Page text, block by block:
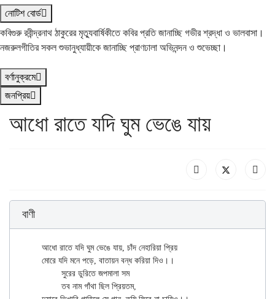
নোটিশ বোর্ড
কবিগুরু রবীন্দ্রনাথ ঠাকুরের মৃত্যুবার্ষিকীতে কবির প্রতি জানাচ্ছি গভীর শ্রদ্ধা ও ভালবাসা।
নজরুলগীতির সকল শুভানুধ্যায়ীকে জানাচ্ছি প্রাণঢালা অভিনন্দন ও শুভেচ্ছা।
বর্ণানুক্রমে
জনপ্রিয়
আধো রাতে যদি ঘুম ভেঙে যায়
বাণী
		তব নাম গাঁথা ছিল প্রিয়তম,